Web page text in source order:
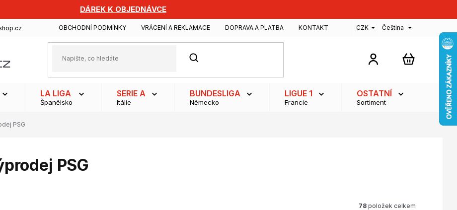
DÁREK K OBJEDNÁVCE
OBCHODNÍ PODMÍNKY VRÁCENÍ A REKLAMACE DOPRAVA A PLATBA KONTAKT CZK Čeština
HLEDAT
NÁKUPNÍ
LA LIGA
Španělsko
SERIE A
Itálie
BUNDESLIGA
Německo
LIGUE 1
Francie
OSTATNÍ
Sortiment
PSG
PSG
78 položek celkem